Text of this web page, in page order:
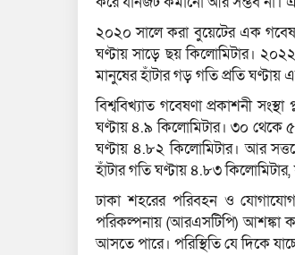
২০২০ সালে করা বুয়েটের এক
ঘণ্টায় সাড়ে ছয় কিলোমিটার।
মানুষের হাঁটার গড় গতি প্রতি ঘণ্টায়
বিশ্ববিখ্যাত গবেষণা প্রকাশনী
ঘণ্টায় ৪.৯ কিলোমিটার। ৩০ থেকে
ঘণ্টায় ৪.৮২ কিলোমিটার। আর
হাঁটার গতি ঘণ্টায় ৪.৮৩
ঢাকা শহরের পরিবহন ও
পরিকল্পনায় (আরএসটিপি) আশঙ্কা
আসতে পারে। পরিস্থিতি যে দিকে